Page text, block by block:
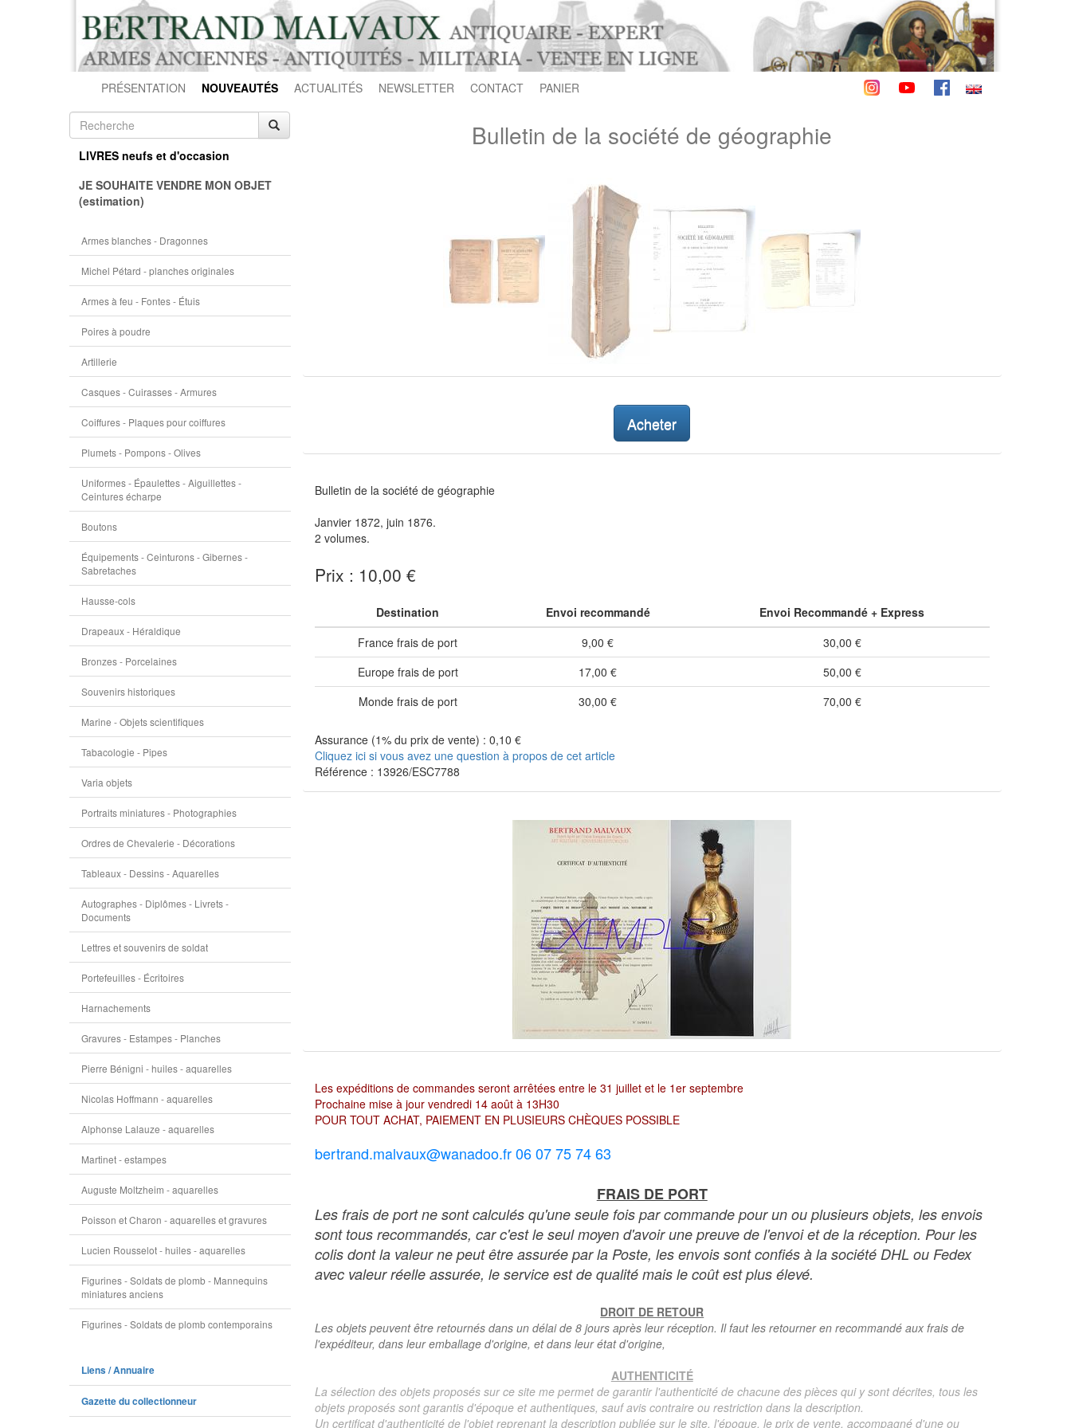
PRÉSENTATION NOUVEAUTÉS ACTUALITÉS NEWSLETTER CONTACT PANIER
LIVRES neufs et d'occasion
JE SOUHAITE VENDRE MON OBJET
(estimation)
Armes blanches - Dragonnes
Michel Pétard - planches originales
Armes à feu - Fontes - Étuis
Poires à poudre
Artillerie
Casques - Cuirasses - Armures
Coiffures - Plaques pour coiffures
Plumets - Pompons - Olives
Uniformes - Épaulettes - Aiguillettes -
Ceintures écharpe
Boutons
Équipements - Ceinturons - Gibernes -
Sabretaches
Hausse-cols
Drapeaux - Héraldique
Bronzes - Porcelaines
Souvenirs historiques
Marine - Objets scientifiques
Tabacologie - Pipes
Varia objets
Portraits miniatures - Photographies
Ordres de Chevalerie - Décorations
Tableaux - Dessins - Aquarelles
Autographes - Diplômes - Livrets -
Documents
Lettres et souvenirs de soldat
Portefeuilles - Écritoires
Harnachements
Gravures - Estampes - Planches
Pierre Bénigni - huiles - aquarelles
Nicolas Hoffmann - aquarelles
Alphonse Lalauze - aquarelles
Martinet - estampes
Auguste Moltzheim - aquarelles
Poisson et Charon - aquarelles et gravures
Lucien Rousselot - huiles - aquarelles
Figurines - Soldats de plomb - Mannequins
miniatures anciens
Figurines - Soldats de plomb contemporains
Liens / Annuaire
Gazette du collectionneur
Bulletin de la société de géographie
Acheter
Bulletin de la société de géographie
Janvier 1872, juin 1876.
2 volumes.
Prix : 10,00 €
Destination Envoi recommandé
Envoi Recommandé + Express
France frais de port
9,00 €
30,00 €
Europe frais de port
17,00 €
50,00 €
Monde frais de port
30,00 € 70,00 €
Assurance (1% du prix de vente) : 0,10 €
Cliquez ici si vous avez une question à propos de cet article
Référence : 13926/ESC7788
Les expéditions de commandes seront arrêtées entre le 31 juillet et le 1er septembre
Prochaine mise à jour vendredi 14 août à 13H30
POUR TOUT ACHAT, PAIEMENT EN PLUSIEURS CHÈQUES POSSIBLE
bertrand.malvaux@wanadoo.fr 06 07 75 74 63
FRAIS DE PORT
Les frais de port ne sont calculés qu'une seule fois par commande pour un ou plusieurs objets, les envois
sont tous recommandés, car c'est le seul moyen d'avoir une preuve de l'envoi et de la réception. Pour les
colis dont la valeur ne peut être assurée par la Poste, les envois sont confiés à la société DHL ou Fedex
avec valeur réelle assurée, le service est de qualité mais le coût est plus élevé.
DROIT DE RETOUR
Les objets peuvent être retournés dans un délai de 8 jours après leur réception. Il faut les retourner en recommandé aux frais de
l'expéditeur, dans leur emballage d'origine, et dans leur état d'origine,
AUTHENTICITÉ
La sélection des objets proposés sur ce site me permet de garantir l'authenticité de chacune des pièces qui y sont décrites, tous les
objets proposés sont garantis d'époque et authentiques, sauf avis contraire ou restriction dans la description.
Un certificat d'authenticité de l'objet reprenant la description publiée sur le site, l'époque, le prix de vente, accompagné d'une ou